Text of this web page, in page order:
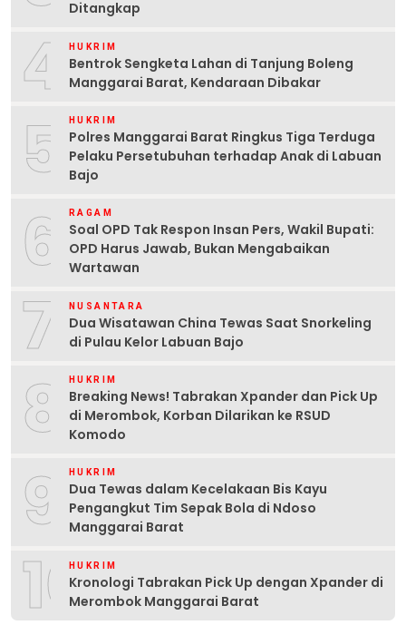
Ditangkap
4 HUKRIM
Bentrok Sengketa Lahan di Tanjung Boleng
Manggarai Barat, Kendaraan Dibakar
5 HUKRIM
Polres Manggarai Barat Ringkus Tiga Terduga
Pelaku Persetubuhan terhadap Anak di Labuan
Bajo
6 RAGAM
Soal OPD Tak Respon Insan Pers, Wakil Bupati:
OPD Harus Jawab, Bukan Mengabaikan
Wartawan
7 NUSANTARA
Dua Wisatawan China Tewas Saat Snorkeling
di Pulau Kelor Labuan Bajo
8 HUKRIM
Breaking News! Tabrakan Xpander dan Pick Up
di Merombok, Korban Dilarikan ke RSUD
Komodo
9 HUKRIM
Dua Tewas dalam Kecelakaan Bis Kayu
Pengangkut Tim Sepak Bola di Ndoso
Manggarai Barat
10HUKRIM
Kronologi Tabrakan Pick Up dengan Xpander di
Merombok Manggarai Barat